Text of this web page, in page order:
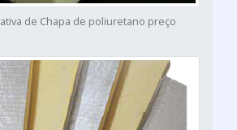
de Chapa de poliuretano preço